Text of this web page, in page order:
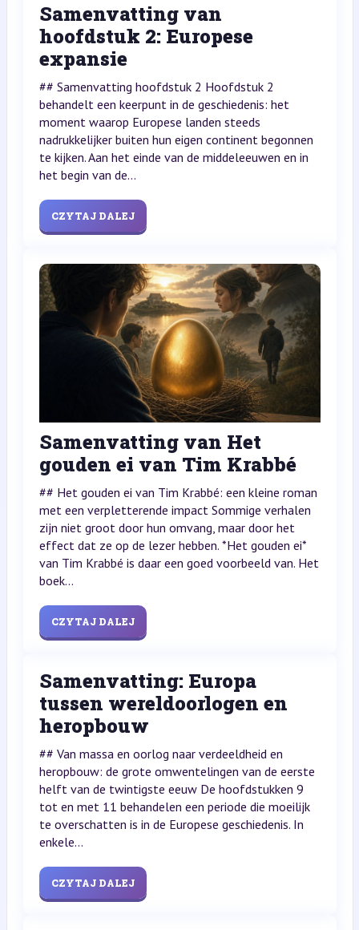
Samenvatting van
hoofdstuk 2: Europese
expansie
## Samenvatting hoofdstuk 2 Hoofdstuk 2
behandelt een keerpunt in de geschiedenis: het
moment waarop Europese landen steeds
nadrukkelijker buiten hun eigen continent begonnen
te kijken. Aan het einde van de middeleeuwen en in
het begin van de...
CZYTAJ DALEJ
Samenvatting van Het
gouden ei van Tim Krabbé
## Het gouden ei van Tim Krabbé: een kleine roman
met een verpletterende impact Sommige verhalen
zijn niet groot door hun omvang, maar door het
effect dat ze op de lezer hebben. *Het gouden ei*
van Tim Krabbé is daar een goed voorbeeld van. Het
boek...
CZYTAJ DALEJ
Samenvatting: Europa
tussen wereldoorlogen en
heropbouw
## Van massa en oorlog naar verdeeldheid en
heropbouw: de grote omwentelingen van de eerste
helft van de twintigste eeuw De hoofdstukken 9
tot en met 11 behandelen een periode die moeilijk
te overschatten is in de Europese geschiedenis. In
enkele...
CZYTAJ DALEJ